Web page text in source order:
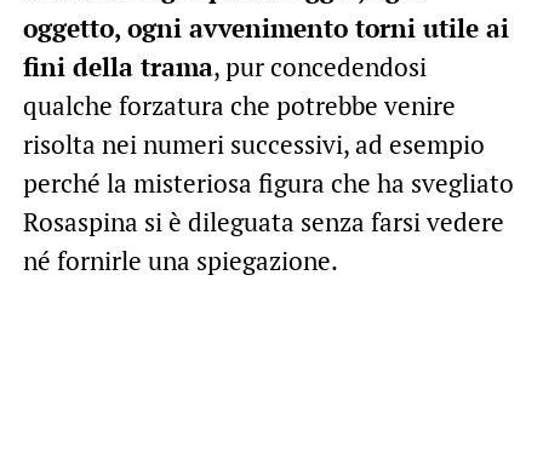
oggetto, ogni avvenimento torni utile ai
fini della trama, pur concedendosi
qualche forzatura che potrebbe venire
risolta nei numeri successivi, ad esempio
perché la misteriosa figura che ha svegliato
Rosaspina si è dileguata senza farsi vedere
né fornirle una spiegazione.